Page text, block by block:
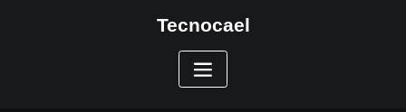
Tecnocael